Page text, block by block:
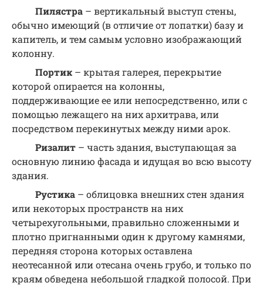
Пилястра – вертикальный выступ стены,
обычно имеющий (в отличие от лопатки) базу и
капитель, и тем самым условно изображающий
колонну.
Портик – крытая галерея, перекрытие
которой опирается на колонны,
поддерживающие ее или непосредственно, или с
помощью лежащего на них архитрава, или
посредством перекинутых между ними арок.
Ризалит – часть здания, выступающая за
основную линию фасада и идущая во всю высоту
здания.
Рустика – облицовка внешних стен здания
или некоторых пространств на них
четырехугольными, правильно сложенными и
плотно пригнанными один к другому камнями,
передняя сторона которых оставлена
неотесанной или отесана очень грубо, и только по
краям обведена небольшой гладкой полосой. При